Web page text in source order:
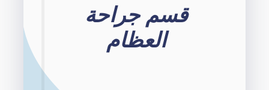
قسم جراحة
العظام